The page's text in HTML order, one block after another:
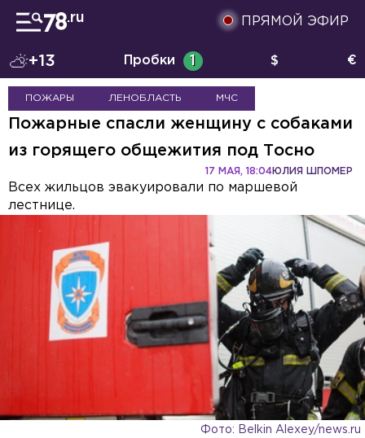
ПРЯМОЙ ЭФИР
+13 Пробки 1 $ €
ПОЖАРЫ ЛЕНОБЛАСТЬ МЧС
Пожарные спасли женщину с собаками
из горящего общежития под Тосно
ЮЛИЯ ШПОМЕР
17 МАЯ, 18:04
Всех жильцов эвакуировали по маршевой
лестнице.
Фото: Belkin Alexey/news.ru